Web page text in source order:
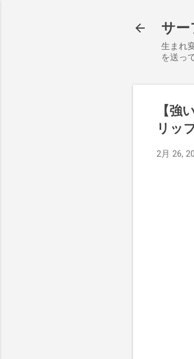
サ
生まれ
を送っ
【強
リッ
2月 26,